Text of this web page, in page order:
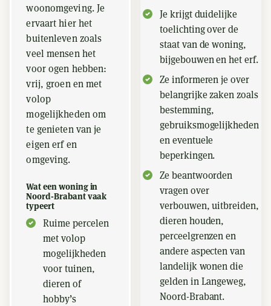
woonomgeving. Je
ervaart hier het
buitenleven zoals
veel mensen het
voor ogen hebben:
vrij, groen en met
volop
mogelijkheden om
te genieten van je
eigen erf en
omgeving.
Wat een woning in
Noord-Brabant vaak
typeert
Ruime percelen
met volop
mogelijkheden
voor tuinen,
dieren of
hobby’s
Je krijgt duidelijke
toelichting over de
staat van de woning,
bijgebouwen en het erf.
Ze informeren je over
belangrijke zaken zoals
bestemming,
gebruiksmogelijkheden
en eventuele
beperkingen.
Ze beantwoorden
vragen over
verbouwen, uitbreiden,
dieren houden,
perceelgrenzen en
andere aspecten van
landelijk wonen die
gelden in Langeweg,
Noord-Brabant.